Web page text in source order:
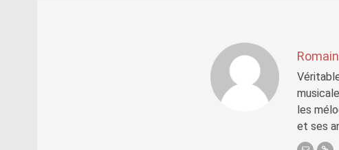
les
et ses